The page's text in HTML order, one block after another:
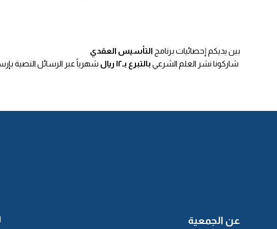
بين يديكم إحصائيات برنامج التأسيس العقدي
شاركونا نشر العلم الشرعي بالتبرع بـ١٢ ريال شهرياً عبر الرسائل النصية
عن الجمعية